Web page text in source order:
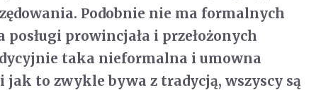
Podobnie nie ma formalnych
prowincjała i przełożonych
taka nieformalna i umowna
jak to zwykle bywa z tradycją, wszyscy są